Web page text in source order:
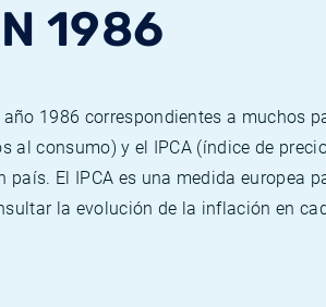
1986
1986 correspondientes a muchos
consumo) y el IPCA (índice de
El IPCA es una medida europea
la evolución de la inflación en